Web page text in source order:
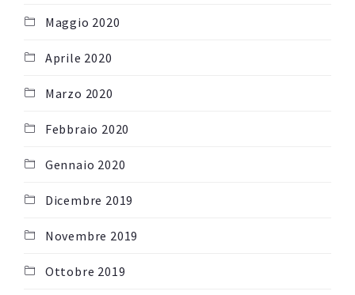
Maggio 2020
Aprile 2020
Marzo 2020
Febbraio 2020
Gennaio 2020
Dicembre 2019
Novembre 2019
Ottobre 2019